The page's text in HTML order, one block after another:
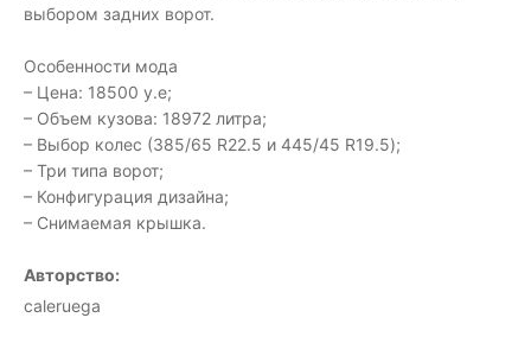
выбором задних ворот.
Особенности мода
– Цена: 18500 у.е;
– Объем кузова: 18972 литра;
– Выбор колес (385/65 R22.5 и 445/45 R19.5);
– Три типа ворот;
– Конфигурация дизайна;
– Снимаемая крышка.
Авторство:
caleruega